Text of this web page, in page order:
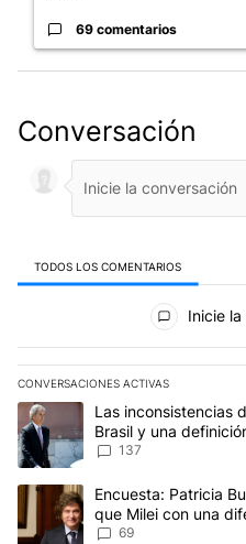
69 comentarios
Conversación
TODOS LOS COMENTARIOS
Todos los comentarios
Inicie
CONVERSACIONES ACTIVAS
Este listado muestra los
Un artículo de tendencia con
Las inconsistencias
Brasil y una
concepto antiguo"
137
Un artículo de tendencia con
Encuesta: Patricia
que Milei con una
negativa
69